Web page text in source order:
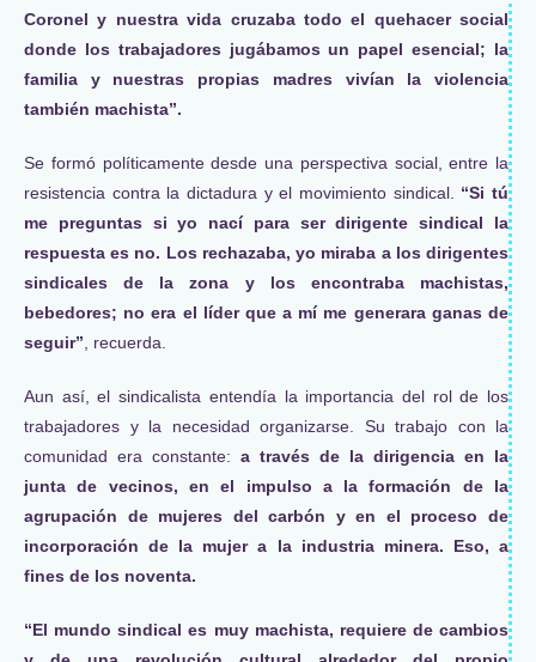
Coronel y nuestra vida cruzaba todo el quehacer social
donde los trabajadores jugábamos un papel esencial; la
familia y nuestras propias madres vivían la violencia
también machista”.
Se formó políticamente desde una perspectiva social, entre la
resistencia contra la dictadura y el movimiento sindical. “Si tú
me preguntas si yo nací para ser dirigente sindical la
respuesta es no. Los rechazaba, yo miraba a los dirigentes
sindicales de la zona y los encontraba machistas,
bebedores; no era el líder que a mí me generara ganas de
seguir” , recuerda.
Aun así, el sindicalista entendía la importancia del rol de los
trabajadores y la necesidad organizarse. Su trabajo con la
comunidad era constante: a través de la dirigencia en la
junta de vecinos, en el impulso a la formación de la
agrupación de mujeres del carbón y en el proceso de
incorporación de la mujer a la industria minera. Eso, a
fines de los noventa.
“El mundo sindical es muy machista, requiere de cambios